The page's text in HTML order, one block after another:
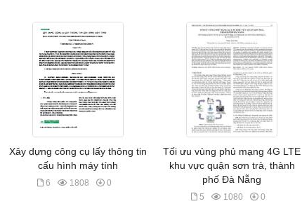
Xây dựng công cụ lấy thông tin
cấu hình máy tính
6 1808 0
Tối ưu vùng phủ mạng 4G LTE
khu vực quận sơn trà, thành
phố Đà Nẵng
5 1080 0